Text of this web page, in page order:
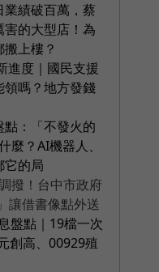
績破百萬，蔡
的大型店！為
上樓？
進度｜國民支援
領嗎？地方發錢
：「不發火的
麼？AI機器人、
它的局
撥！台中市政府
讓借書像點外送
盤點｜19檔一次
創高、00929殖